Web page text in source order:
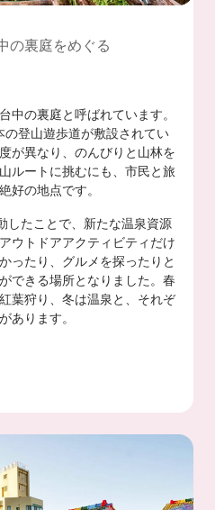
の裏庭をめぐる
中の裏庭と呼ばれています。
登山遊歩道が敷設されてい
が異なり、のんびりと山林を
ルートに挑むにも、市民と旅
好の地点です。
したことで、新たな温泉資源
ウトドアアクティビティだけ
ったり、グルメを探ったりと
できる場所となりました。春
葉狩り、冬は温泉と、それぞ
あります。